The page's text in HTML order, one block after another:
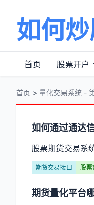
如何
首页 股票开户
首页 > 量化交易系统 -
分
类
【量
化
如何通过通达
股票期货交易系
期货交易接口 股票
期货量化平台